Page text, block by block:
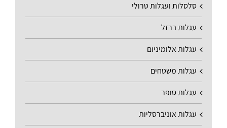
סלסלות ועגלות טרולי
עגלות ברזל
עגלות אלומיניום
עגלות משטחים
עגלות סופר
עגלות אוניברסליות